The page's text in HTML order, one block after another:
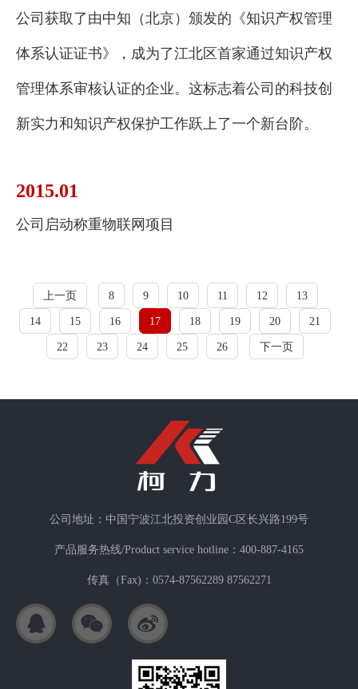
公司获取了由中知（北京）颁发的《知识产权管理
体系认证证书》，成为了江北区首家通过知识产权
管理体系审核认证的企业。这标志着公司的科技创
新实力和知识产权保护工作跃上了一个新台阶。
2015.01
公司启动称重物联网项目
上一页 8 9 10 11 12 13
14 15 16 17 18 19 20 21
22 23 24 25 26 下一页
公司地址：中国宁波江北投资创业园C区长兴路199号
产品服务热线/Product service hotline：400-887-4165
传真（Fax)：0574-87562289 87562271